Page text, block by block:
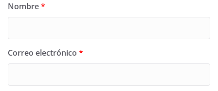
Nombre*
Correo electrónico *